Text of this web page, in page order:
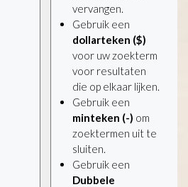
vervangen.
Gebruik een
dollarteken ($)
voor uw zoekterm
voor resultaten
die op elkaar lijken.
Gebruik een
minteken (-) om
zoektermen uit te
sluiten.
Gebruik een
Dubbele